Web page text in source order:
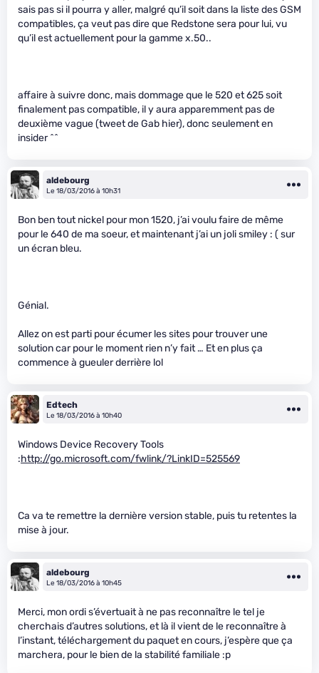
sais pas si il pourra y aller, malgré qu’il soit dans la liste des GSM
compatibles, ça veut pas dire que Redstone sera pour lui, vu
qu’il est actuellement pour la gamme x.50..
affaire à suivre donc, mais dommage que le 520 et 625 soit
finalement pas compatible, il y aura apparemment pas de
deuxième vague (tweet de Gab hier), donc seulement en
insider ^^
aldebourg
Le 18/03/2016 à 10h31
Bon ben tout nickel pour mon 1520, j’ai voulu faire de même
pour le 640 de ma soeur, et maintenant j’ai un joli smiley : ( sur
un écran bleu.
Génial.
Allez on est parti pour écumer les sites pour trouver une
solution car pour le moment rien n’y fait … Et en plus ça
commence à gueuler derrière lol
Edtech
Le 18/03/2016 à 10h40
Windows Device Recovery Tools
:http://go.microsoft.com/fwlink/?LinkID=525569
Ca va te remettre la dernière version stable, puis tu retentes la
mise à jour.
aldebourg
Le 18/03/2016 à 10h45
Merci, mon ordi s’évertuait à ne pas reconnaître le tel je
cherchais d’autres solutions, et là il vient de le reconnaître à
l’instant, téléchargement du paquet en cours, j’espère que ça
marchera, pour le bien de la stabilité familiale :p